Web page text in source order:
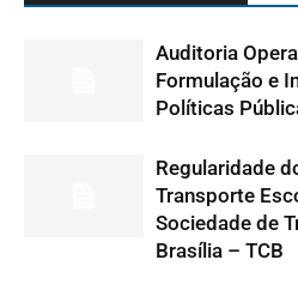
Auditoria
Formulação e
Políticas
Regularidade
Transporte
Sociedade de
Brasília – TCB